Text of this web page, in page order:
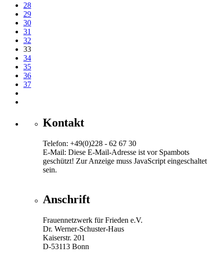
28
29
30
31
32
33
34
35
36
37
Kontakt
Telefon: +49(0)228 - 62 67 30
E-Mail: Diese E-Mail-Adresse ist vor Spambots
geschützt! Zur Anzeige muss JavaScript eingeschaltet
sein.
Anschrift
Frauennetzwerk für Frieden e.V.
Dr. Werner-Schuster-Haus
Kaiserstr. 201
D-53113 Bonn